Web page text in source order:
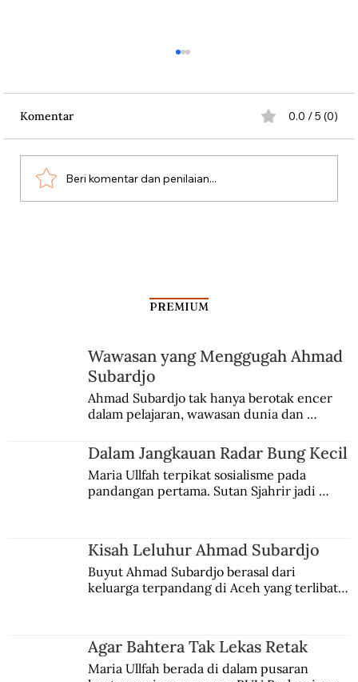
Komentar 0.0 / 5 (0)
Beri komentar dan penilaian...
PREMIUM
Wawasan yang Menggugah Ahmad
Subardjo
Ahmad Subardjo tak hanya berotak encer
dalam pelajaran, wawasan dunia dan
Jules Verne, Multatuli, hingga Sun Yat-sen.
Dalam Jangkauan Radar Bung Kecil
Maria Ullfah terpikat sosialisme pada
pandangan pertama. Sutan Sjahrir jadi
Kisah Leluhur Ahmad Subardjo
Buyut Ahmad Subardjo berasal dari
keluarga terpandang di Aceh yang terlibat
Agar Bahtera Tak Lekas Retak
Maria Ullfah berada di dalam pusaran